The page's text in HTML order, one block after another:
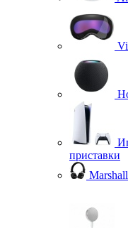
приставки
Marshall